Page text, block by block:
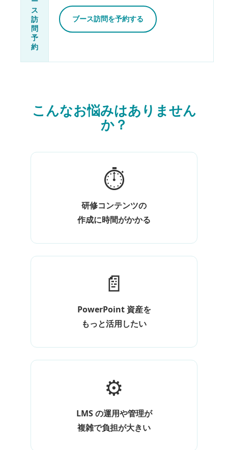
ス
訪
問
予
約
ブース訪問を予約する
こんなお悩みはありません
か？
⏱
研修コンテンツの
作成に時間がかかる
📄
PowerPoint 資産を
もっと活用したい
⚙️
LMS の運用や管理が
複雑で負担が大きい